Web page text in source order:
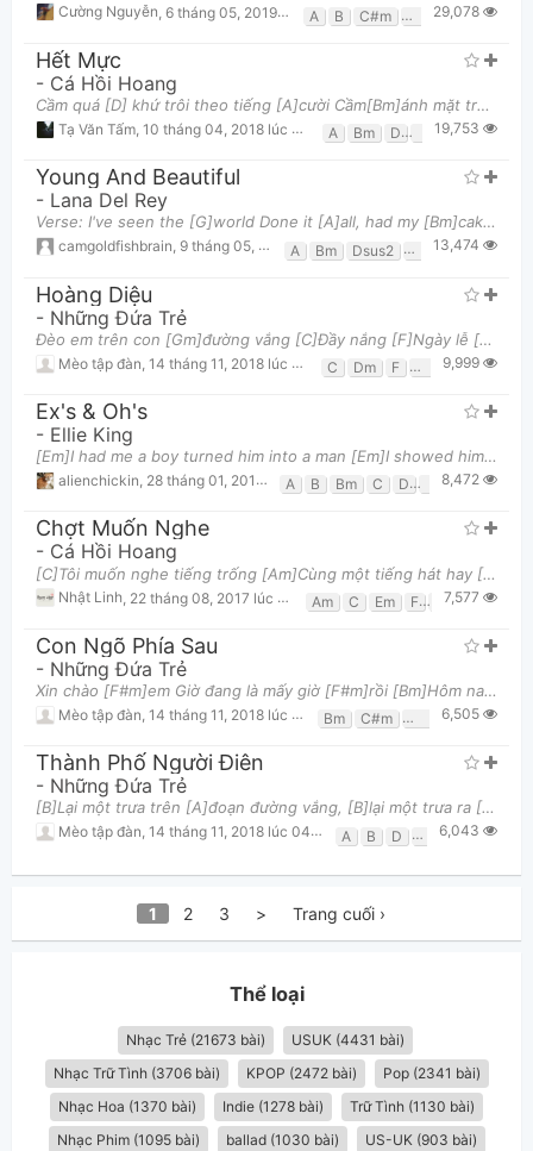
Cường Nguyễn 6 tháng 05, 2019 lúc 09:34pm A B C#m G#m29,078
Hết Mực
- Cá Hồi Hoang
Cầm quá [D] khứ trôi theo tiếng [A]cười Cầm[Bm]ánh mặt trời trong [G] đêm Cầm nỗi [D] nhớ đang t
Tạ Văn Tấm 10 tháng 04, 2018 lúc 04:37pm A Bm D 19,753
Young And Beautiful
- Lana Del Rey
Verse: I've seen the [G]world Done it [A]all, had my [Bm]cake now [Dsus2] [G]Diamonds, [A]brilli
camgoldfishbrain, 9 tháng 05, 2017 lúc 04:24pm A Bm Dsus2 Em G
13,474
Hoàng Diệu
- Những Đứa Trẻ
Đèo em trên con [Gm]đường vắng [C]Đầy nắng [F]Ngày lễ [Dm]Em ngơ ngác nhìn quanh Và [Gm]thấy [
Mèo tập đàn 14 tháng 11, 2018 lúc 12:17pm C Dm F Gm 9,999
Ex's & Oh's
- Ellie King
[Em]I had me a boy turned him into a man [Em]I showed him all the things that he didn't understand
alienchickin 28 tháng 01, 2017 lúc 01:17pm A B Bm C D Em G
8,472
Chợt Muốn Nghe
- Cá Hồi Hoang
[C]Tôi muốn nghe tiếng trống [Am]Cùng một tiếng hát hay [F]Không phải cô DJ [G]Nâng ngực nhấn nút
Nhật Linh 22 tháng 08, 2017 lúc 10:50pm Am C Em F 7,577
Con Ngõ Phía Sau
- Những Đứa Trẻ
Xin chào [F#m]em Giờ đang là mấy giờ [F#m]rồi [Bm]Hôm nay là ngày Valen[C#m]tine Xin chào [F#m]em
Mèo tập đàn 14 tháng 11, 2018 lúc 12:28pm Bm C#m F#m 6,505
Thành Phố Người Điên
- Những Đứa Trẻ
[B]Lại một trưa trên [A]đoạn đường vắng, [B]lại một trưa ra [A]ngoài kia [B]Chạy dài trên mười [A]h
Mèo tập đàn, 14 tháng 11, 2018 lúc 04:39pm A B D E 6,043
1 2 3 > Trang cuối ›
Thể loại
Nhạc Trẻ (21673 bài)
USUK (4431 bài)
Nhạc Trữ Tình (3706 bài)
KPOP (2472 bài)
Pop (2341 bài)
Nhạc Hoa (1370 bài)
Indie (1278 bài)
Trữ Tình (1130 bài)
Nhạc Phim (1095 bài)
ballad (1030 bài)
US-UK (903 bài)